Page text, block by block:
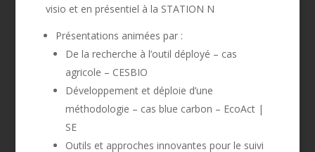
visio et en présentiel à la STATION N
Présentations animées par :
De la recherche à l’outil déployé – cas
agricole – CESBIO
Développement et déploie d’une
méthodologie – cas blue carbon – EcoAct |
SE
Outils et approches innovantes pour le suivi